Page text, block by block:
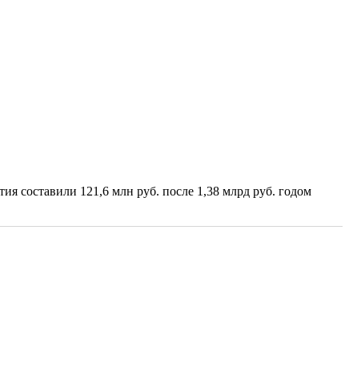
составили 121,6 млн руб. после 1,38 млрд руб. годом